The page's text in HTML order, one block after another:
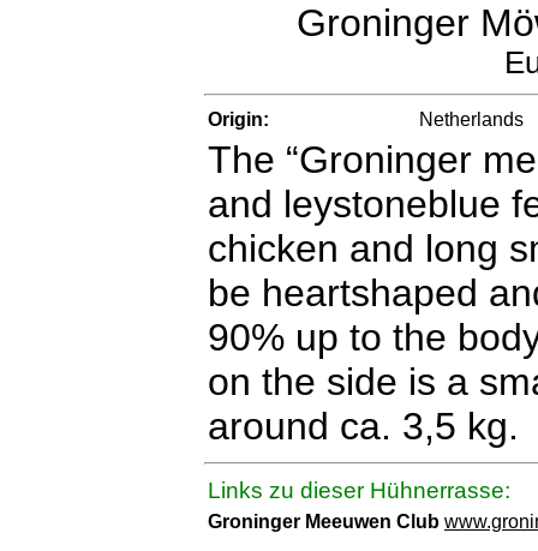
Groninger
Origin: Netherlands
The “Groninger
and leystoneblue
chicken and long
be heartshaped
90% up to the
on the side is a
around ca. 3,5 kg.
Links zu dieser Hühnerrasse:
Groninger Meeuwen Club